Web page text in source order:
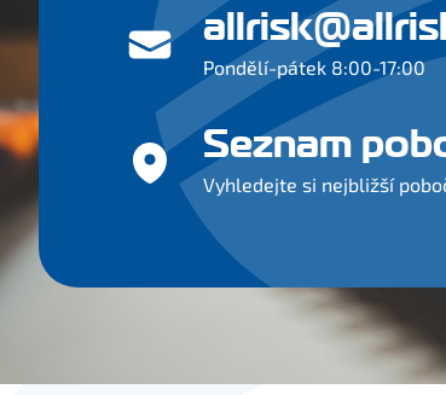
Pondělí-pátek 8:00-17:00
Seznam
Vyhledejte si nejbližší